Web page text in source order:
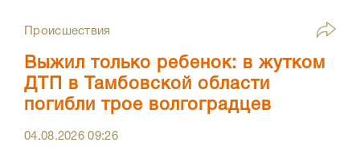
Происшествия
Выжил только ребенок: в жутком
ДТП в Тамбовской области
погибли трое волгоградцев
04.08.202609:26